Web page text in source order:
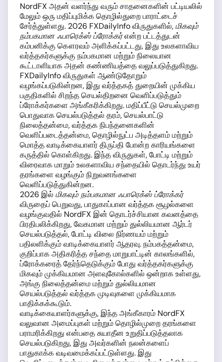
NordFX அதன் வளர்ந்து வரும் சாதனைகளின் பட்டியலில்
மேலும் ஒரு மதிப்புமிக்க தொழில்துறை பாராட்டைச்
சேர்த்துள்ளது. 2026 FXDailyInfo விருதுகளில்,மிகவும்
நம்பகமான ஃபாரெக்ஸ் ப்ரோக்கர்என்ற பட்டத்துடன்
கம்பனிக்கு கௌரவம் அளிக்கப்பட்டது, இது உலகளாவிய
வர்த்தகர்களுக்கு நம்பகமான மற்றும் நிலையான
கூட்டாளியாக அதன் கண்ணியத்தை வலுப்படுத்துகிறது.
FXDailyInfo விருதுகள் ஆண்டுதோறும்
வழங்கப்படுகின்றன, இது வர்த்தகத் துறையின் முக்கிய
பகுதிகளில் சிறந்த செயல்திறனை வெளிப்படுத்தும்
ப்ரோக்கர்களை அங்கீகரிக்கிறது. மதிப்பீட்டு செயல்முறை
பொதுவாக செயல்படுத்தல் தரம், செயல்பாட்டு
நிலைத்தன்மை, வர்த்தக நிபந்தனைகளின்
வெளிப்படைத்தன்மை, தொழில்நுட்ப அடித்தளம் மற்றும்
மொத்த வாடிக்கையாளர் திருப்தி போன்ற காரியங்களை
கருத்தில் கொள்கிறது. இந்த விருதுகள், போட்டி மற்றும்
விரைவாக மாறும் உலகளாவிய சந்தையில் தொடர்ந்து உயர்
தரங்களை வழங்கும் நிறுவனங்களை
வெளிப்படுத்துகின்றன.
2026 இல் மிகவும் நம்பகமான ஃபாரெக்ஸ் ப்ரோக்கர்
விருதைப் பெறுவது, பாதுகாப்பான வர்த்தக சூழல்களை
வழங்குவதில் NordFX இன் தொடர்ச்சியான கவனத்தை
பிரதிபலிக்கிறது, வேகமான மற்றும் துல்லியமான ஆர்டர்
செயல்படுத்தல், போட்டி விலை நிர்ணயம் மற்றும்
பதிலளிக்கும் வாடிக்கையாளர் ஆதரவு. நம்பகத்தன்மை,
குறிப்பாக அதிகரித்த சந்தை மாறுபாட்டின் காலங்களில்,
ப்ரோக்கரைத் தேர்ந்தெடுக்கும் போது வர்த்தகர்களுக்கு
மிகவும் முக்கியமான அளவுகோல்களில் ஒன்றாக உள்ளது,
அங்கு நிலைத்தன்மை மற்றும் துல்லியமான
செயல்படுத்தல் வர்த்தக முடிவுகளை முக்கியமாக
பாதிக்கக்கூடும்.
வாடிக்கையாளர்களுக்கு, இந்த அங்கீகாரம் NordFX
வலுவான அமைப்புகள் மற்றும் தொழில்முறை தரங்களை
பராமரிக்கிறது என்பதை சுயாதீன உறுதிப்படுத்தலாக
செயல்படுகிறது, இது அவர்களின் நலன்களைப்
பாதுகாக்க வடிவமைக்கப்பட்டுள்ளது. இது